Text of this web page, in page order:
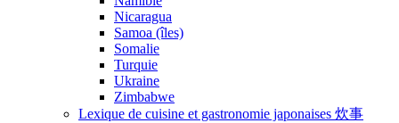
Nicaragua
Samoa (îles)
Somalie
Turquie
Ukraine
Zimbabwe
Lexique de cuisine et gastronomie japonaises 炊事